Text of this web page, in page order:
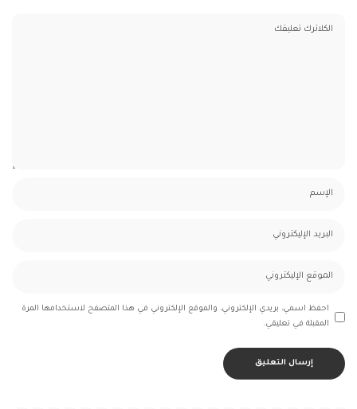
احفظ اسمي، بريدي الإلكتروني، والموقع الإلكتروني في هذا المتصفح لاستخدامها المرة
المقبلة في تعليقي.